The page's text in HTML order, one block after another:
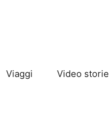
Viaggi Video storie